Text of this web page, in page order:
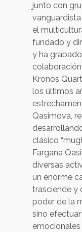
junto con
el
fundado y
y ha
Kronos
los últimos
Qasimova,
clásico
Fargana
diversas
un enorme
trasciende y
poder de la
sino